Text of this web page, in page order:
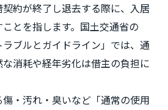
約が終了し退去する際に、入居
とを指します。国土交通省の
ラブルとガイドライン」では、通
消耗や経年劣化は借主の負担に
・汚れ・臭いなど「通常の使用